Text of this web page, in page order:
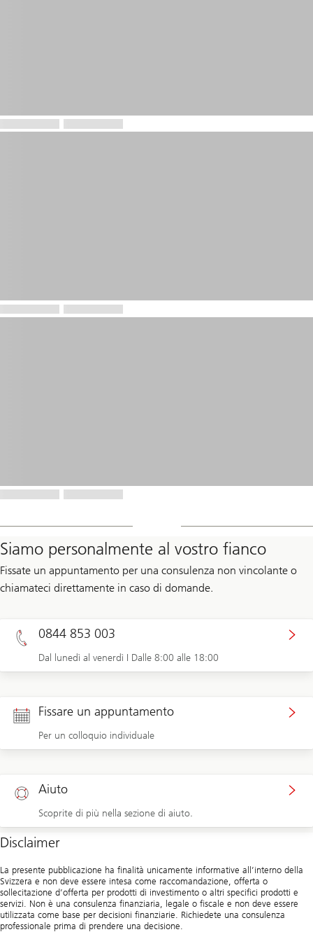
Siamo personalmente al vostro fianco
Fissate un appuntamento per una consulenza non vincolante o
chiamateci direttamente in caso di domande.
0844 853 003
Dal lunedì al venerdì I Dalle 8:00 alle 18:00
Fissare un appuntamento
Per un colloquio individuale
Aiuto
Scoprite di più nella sezione di aiuto.
Disclaimer
La presente pubblicazione ha finalità unicamente informative all’interno della
Svizzera e non deve essere intesa come raccomandazione, offerta o
sollecitazione d’offerta per prodotti di investimento o altri specifici prodotti e
servizi. Non è una consulenza finanziaria, legale o fiscale e non deve essere
utilizzata come base per decisioni finanziarie. Richiedete una consulenza
professionale prima di prendere una decisione.